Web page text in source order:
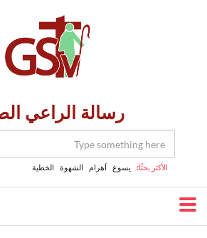
رسالة الراعي
الأكثر بحثًا: يسوع اَهرام الشهوة الخطية